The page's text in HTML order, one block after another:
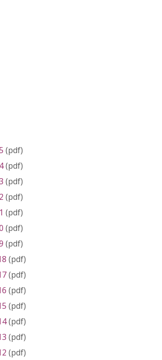
(pdf)
(pdf)
(pdf)
(pdf)
(pdf)
(pdf)
(pdf)
(pdf)
(pdf)
(pdf)
(pdf)
(pdf)
(pdf)
(pdf)